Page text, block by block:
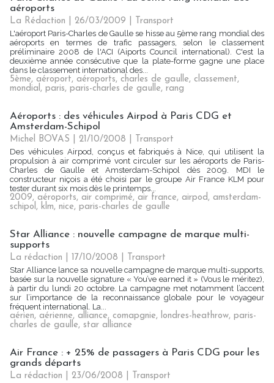
aéroports
La Rédaction | 26/03/2009
Transport
L'aéroport Paris-Charles de Gaulle se hisse au 5ème rang mondial des
aéroports en termes de trafic passagers, selon le classement
préliminaire 2008 de l'ACI (Aiports Council international). C'est la
deuxième année consécutive que la plate-forme gagne une place
dans le classement international des...
5ème, aéroport, aéroports, charles de gaulle, classement,
mondial, paris, paris-charles de gaulle, rang
Aéroports : des véhicules Airpod à Paris CDG et
Amsterdam-Schipol
Michel BOVAS | 21/10/2008
Transport
Des véhicules Airpod, conçus et fabriqués à Nice, qui utilisent la
propulsion à air comprimé vont circuler sur les aéroports de Paris-
Charles de Gaulle et Amsterdam-Schipol dès 2009. MDI le
constructeur niçois a été choisi par le groupe Air France KLM pour
tester durant six mois dès le printemps...
2009, aéroports, air comprimé, air france, airpod, amsterdam-
schipol, klm, nice, paris-charles de gaulle
Star Alliance : nouvelle campagne de marque multi-
supports
La rédaction | 17/10/2008
Transport
Star Alliance lance sa nouvelle campagne de marque multi-supports,
basée sur la nouvelle signature « You’ve earned it » (Vous le méritez),
à partir du lundi 20 octobre. La campagne met notamment l’accent
sur l’importance de la reconnaissance globale pour le voyageur
fréquent international. La...
aérien, aérienne, alliance, comapgnie, londres-heathrow, paris-
charles de gaulle, star alliance
Air France : + 25% de passagers à Paris CDG pour les
grands départs
La rédaction | 23/06/2008
Transport